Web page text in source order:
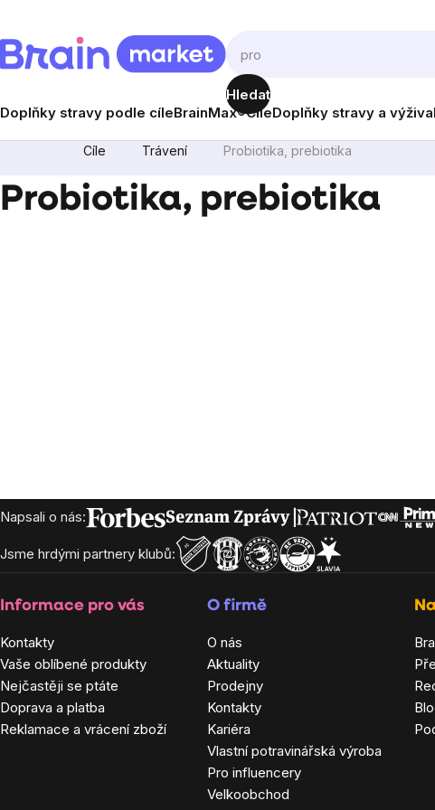
obsah
Hledat
Doplňky stravy podle cíleBrainMax®CíleDoplňky stravy a výživa
Cíle Trávení Probiotika, prebiotika
Probiotika, prebiotika
Zápatí
Napsali o nás:
Jsme hrdými partnery klubů:
Informace pro vás
Kontakty
Vaše oblíbené produkty
Nejčastěji se ptáte
Doprava a platba
Reklamace a vrácení zboží
O firmě
O nás
Aktuality
Prodejny
Kontakty
Kariéra
Vlastní potravinářská výroba
Pro influencery
Velkoobchod